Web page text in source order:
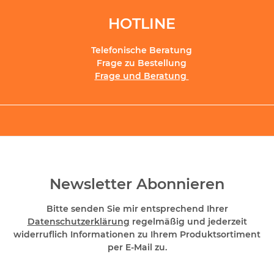
HOTLINE
Telefonische Beratung
Frage zu Bestellung
Frage und Beratung
Newsletter Abonnieren
Bitte senden Sie mir entsprechend Ihrer
Datenschutzerklärung regelmäßig und jederzeit
widerruflich Informationen zu Ihrem Produktsortiment
per E-Mail zu.